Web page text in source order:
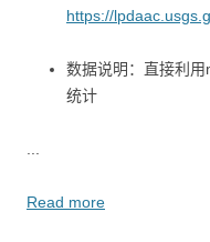
https://
数据说明：直接利
统计
Read more